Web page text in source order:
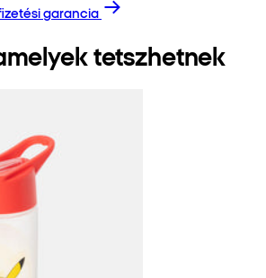
garancia
tetszhetnek